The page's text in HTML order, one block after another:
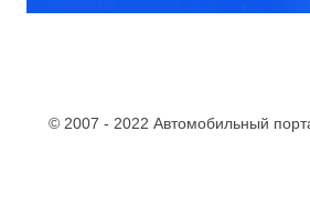
© 2007 - 2022 Автомобильный